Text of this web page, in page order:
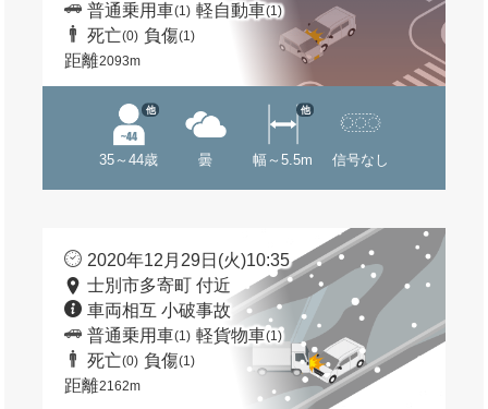
普通乗用車(1) 軽自動車(1)
死亡(0) 負傷(1)
距離2093m
35～44歳
他
曇 幅～5.5m
他
信号なし
2020年12月29日(火)10:35
士別市多寄町 付近
車両相互 小破事故
普通乗用車(1) 軽貨物車(1)
死亡(0) 負傷(1)
距離2162m